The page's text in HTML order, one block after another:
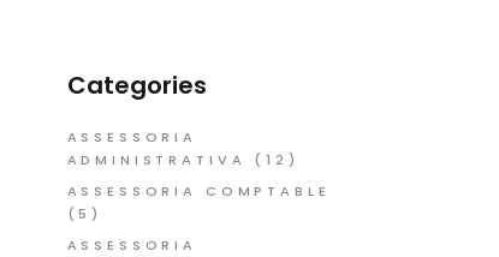
Categories
ASSESSORIA
ADMINISTRATIVA
(12)
ASSESSORIA COMPTABLE
(5)
ASSESSORIA